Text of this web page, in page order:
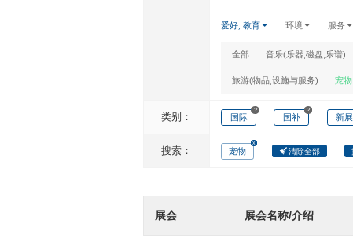
爱好, 教育 环境 服务
全部 音乐(乐器,磁盘,乐谱)
旅游(物品,设施与服务) 宠物
类别： 国际
?
国补
?
新展
搜索： 宠物 清除全部
展会 展会名称/介绍